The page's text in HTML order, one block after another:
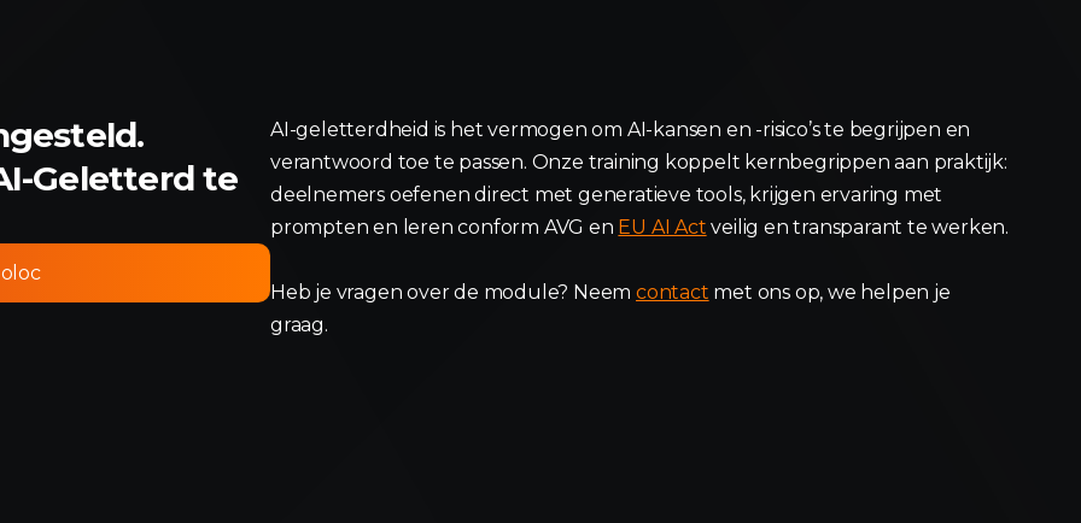
Geletterd te
AI-geletterdheid is het vermogen om AI-kansen en -risico’s te begrijpen en
verantwoord toe te passen. Onze training koppelt kernbegrippen aan praktijk:
deelnemers oefenen direct met generatieve tools, krijgen ervaring met
prompten en leren conform AVG en EU AI Act veilig en transparant te werken.
Heb je vragen over de module? Neem contact met ons op, we helpen je
graag.